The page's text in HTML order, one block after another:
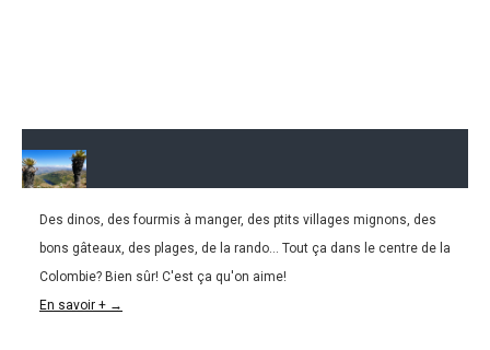
23.02.2016
Des dinos, des fourmis à manger, des ptits villages mignons, des
bons gâteaux, des plages, de la rando... Tout ça dans le centre de la
Colombie? Bien sûr! C'est ça qu'on aime!
En savoir + →